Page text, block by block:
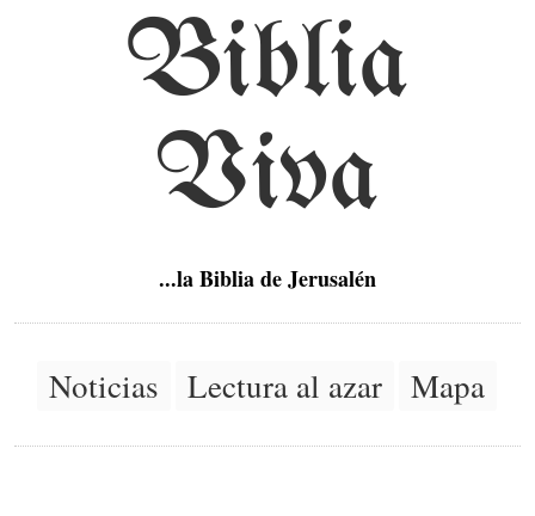
Biblia
Viva
...la Biblia de Jerusalén
Noticias Lectura al azar Mapa